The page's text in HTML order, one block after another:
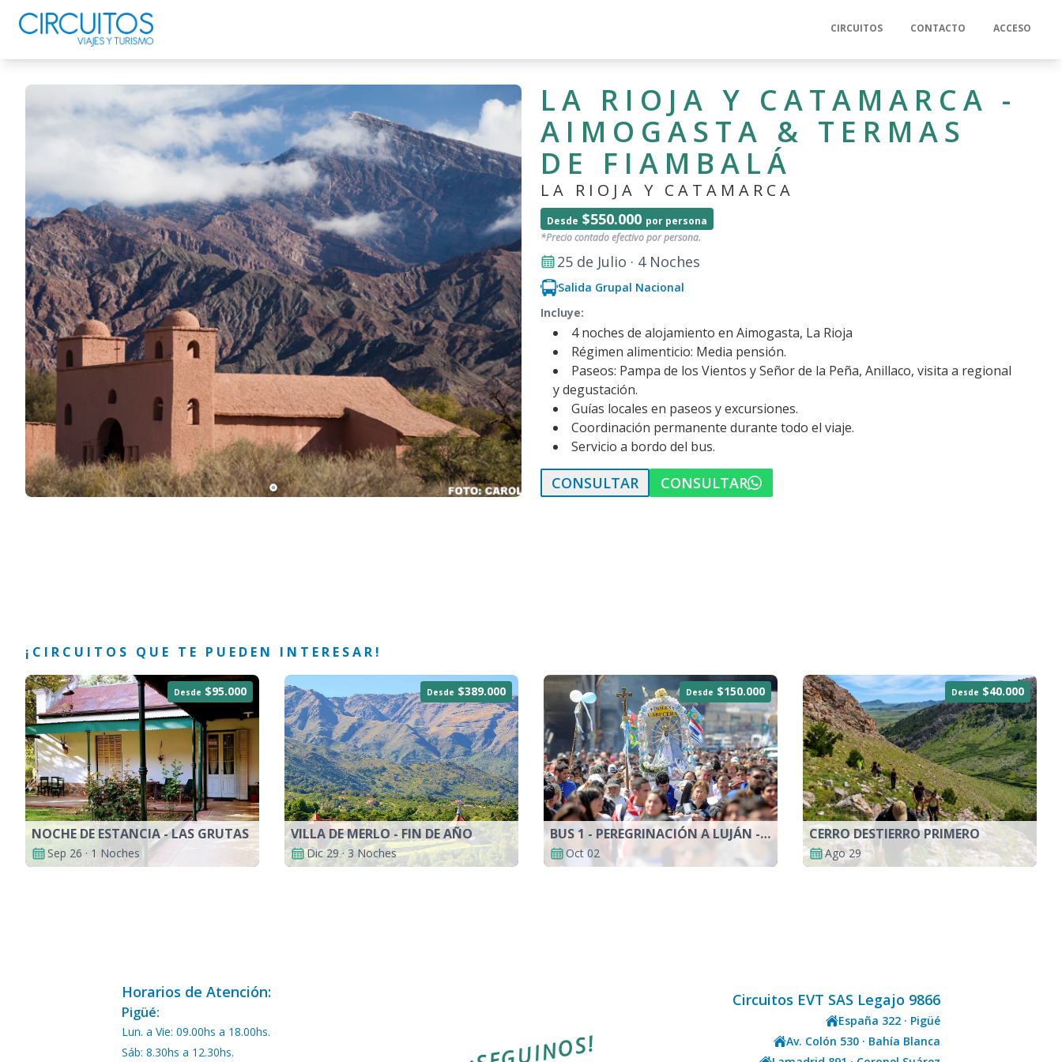
CIRCUITOS CONTACTO ACCESO
LA RIOJA Y CATAMARCA -
AIMOGASTA & TERMAS
DE FIAMBALÁ
LA RIOJA Y CATAMARCA
Desde $550.000 por persona
*Precio contado efectivo por persona.
25 de Julio · 4 Noches
Salida Grupal Nacional
Incluye:
4 noches de alojamiento en Aimogasta, La Rioja
Régimen alimenticio: Media pensión.
Paseos: Pampa de los Vientos y Señor de la Peña, Anillaco, visita a regional
y degustación.
Guías locales en paseos y excursiones.
Coordinación permanente durante todo el viaje.
Servicio a bordo del bus.
CONSULTAR CONSULTAR
¡CIRCUITOS QUE TE PUEDEN INTERESAR!
Desde $95.000
NOCHE DE ESTANCIA - LAS GRUTAS
Sep 26 · 1 Noches
Desde $389.000
VILLA DE MERLO - FIN DE AÑO
Dic 29 · 3 Noches
Desde $150.000
BUS 1 - PEREGRINACIÓN A LUJÁN - BAHIA, PIGUE, GUAMINI
Oct 02
Desde $40.000
CERRO DESTIERRO PRIMERO
Ago 29
Horarios de Atención:
Pigüé:
Lun. a Vie: 09.00hs a 18.00hs.
Sáb: 8.30hs a 12.30hs.
Circuitos EVT SAS Legajo 9866
España 322 · Pigüé
Av. Colón 530 · Bahía Blanca